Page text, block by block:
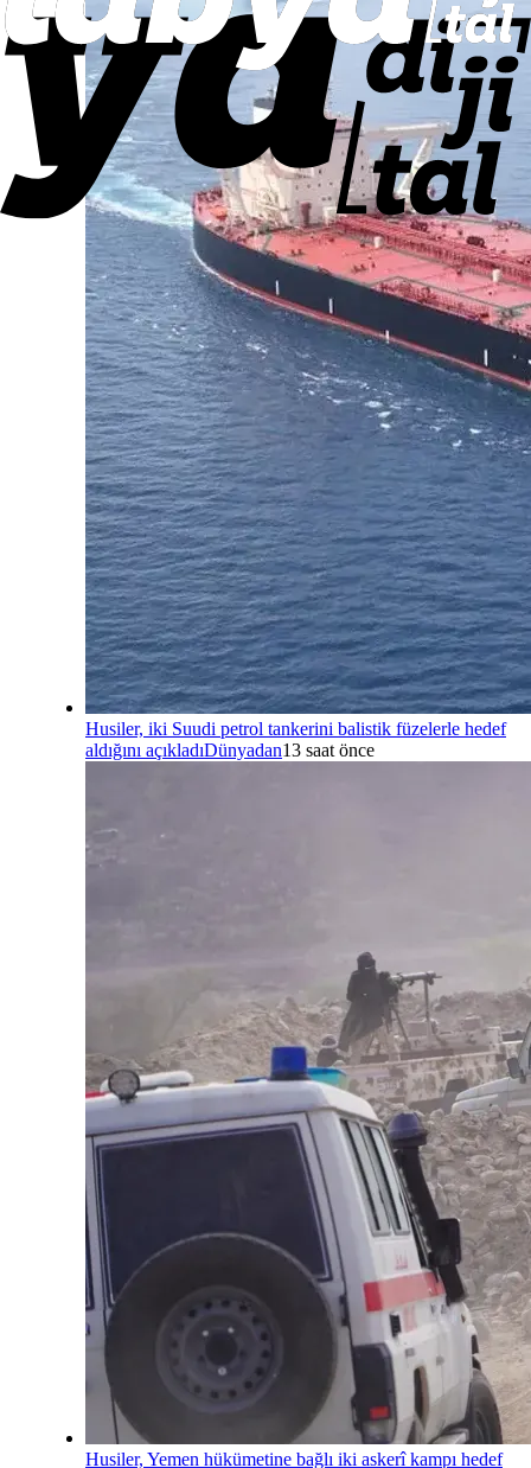
Husiler, iki Suudi petrol tankerini balistik füzelerle hedef
aldığını açıkladıDünyadan13 saat önce
Husiler, Yemen hükümetine bağlı iki askerî kampı hedef